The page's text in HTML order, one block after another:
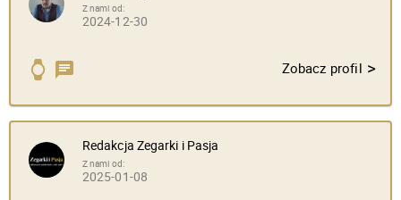
Z nami od:
2024-12-30
Zobacz profil >
Redakcja Zegarki i Pasja
Z nami od:
2025-01-08